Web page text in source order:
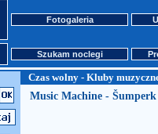
Fotogaleria
Szukam noclegi
Czas wolny - Kluby
Music Machine - Šumperk